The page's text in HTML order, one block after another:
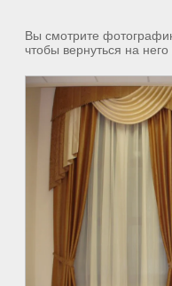
Вы смотрите
чтобы вернуться на